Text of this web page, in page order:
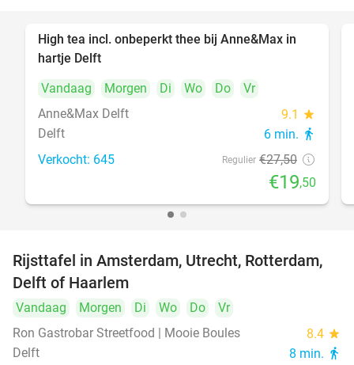
29%
High tea incl. onbeperkt thee bij Anne&Max in
hartje Delft
Vandaag
Morgen Di Wo Do
Vr
Anne&Max Delft
9.1 star
Delft 6 min. directions_walk
Verkocht: 645 Regulier €27,50
€19,50
19%
Rijsttafel in Amsterdam, Utrecht, Rotterdam,
Delft of Haarlem
Vandaag Morgen Di Wo Do
Vr
Ron Gastrobar Streetfood | Mooie Boules
8.4 star
Delft 8 min. directions_walk